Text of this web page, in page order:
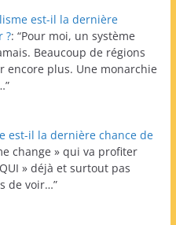
est-il la dernière
?: “Pour moi, un système
Beaucoup de régions
encore plus. Une monarchie
”
est-il la dernière chance de
change » qui va profiter
» déjà et surtout pas
de voir…”